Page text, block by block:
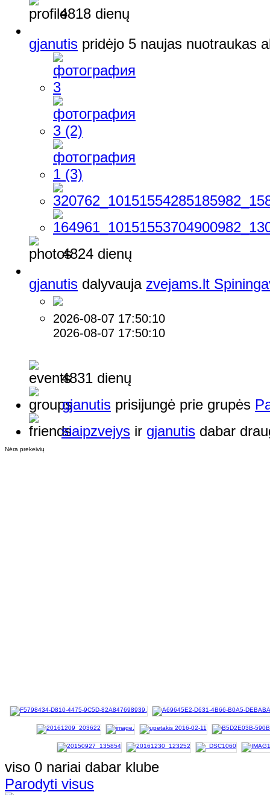
4818 dienų
gjanutis pridėjo 5 naujas nuotraukas
4824 dienų
gjanutis dalyvauja zvejams.lt
2026-08-07 17:50:10
2026-08-07 17:50:10
4831 dienų
gjanutis prisijungė prie grupės
siaipzvejys ir gjanutis dabar
Nėra prekeivių
viso 0 nariai dabar klube
Parodyti visus